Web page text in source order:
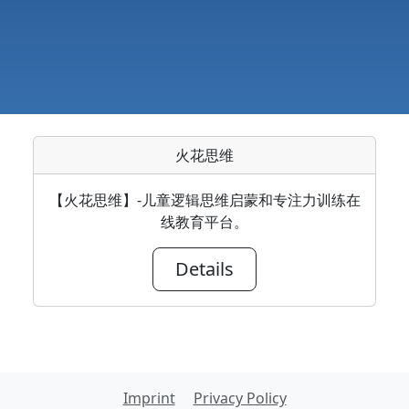
火花思维
【火花思维】-儿童逻辑思维启蒙和专注力训练在
线教育平台。
Details
Imprint Privacy Policy